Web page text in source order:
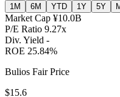
1M 6M YTD 1Y 5Y
Market Cap ¥10.0B
P/E Ratio 9.27x
Div. Yield -
ROE 25.84%
Bulios Fair Price
$15.6